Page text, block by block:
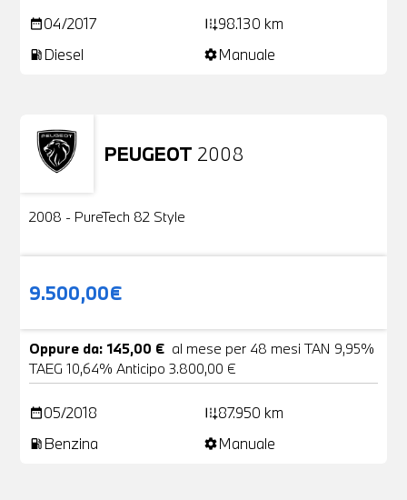
date_range04/2017 add_road98.130 km
local_gas_station Diesel settingsManuale
PEUGEOT 2008
Usato
2008 - PureTech 82 Style
9.500,00€
Oppure da: 145,00 € al mese per 48 mesi TAN 9,95%
TAEG 10,64% Anticipo 3.800,00 €
date_range05/2018 add_road87.950 km
local_gas_station Benzina settingsManuale